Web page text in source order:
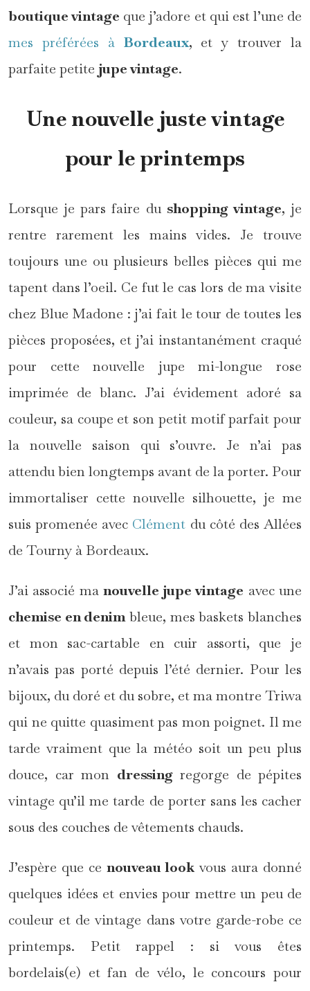
boutique vintage que j’adore et qui est l’une de
mes préférées à Bordeaux, et y trouver la
parfaite petite jupe vintage.
Une nouvelle juste vintage
pour le printemps
Lorsque je pars faire du shopping vintage, je
rentre rarement les mains vides. Je trouve
toujours une ou plusieurs belles pièces qui me
tapent dans l’oeil. Ce fut le cas lors de ma visite
chez Blue Madone : j’ai fait le tour de toutes les
pièces proposées, et j’ai instantanément craqué
pour cette nouvelle jupe mi-longue rose
imprimée de blanc. J’ai évidement adoré sa
couleur, sa coupe et son petit motif parfait pour
la nouvelle saison qui s’ouvre. Je n’ai pas
attendu bien longtemps avant de la porter. Pour
immortaliser cette nouvelle silhouette, je me
suis promenée avec Clément du côté des Allées
de Tourny à Bordeaux.
J’ai associé ma nouvelle jupe vintage avec une
chemise en denimbleue, mes baskets blanches
et mon sac-cartable en cuir assorti, que je
n’avais pas porté depuis l’été dernier. Pour les
bijoux, du doré et du sobre, et ma montre Triwa
qui ne quitte quasiment pas mon poignet. Il me
tarde vraiment que la météo soit un peu plus
douce, car mon dressingregorge de pépites
vintage qu’il me tarde de porter sans les cacher
sous des couches de vêtements chauds.
J’espère que ce nouveau look vous aura donné
quelques idées et envies pour mettre un peu de
couleur et de vintage dans votre garde-robe ce
printemps. Petit rappel : si vous êtes
bordelais(e) et fan de vélo, le concours pour